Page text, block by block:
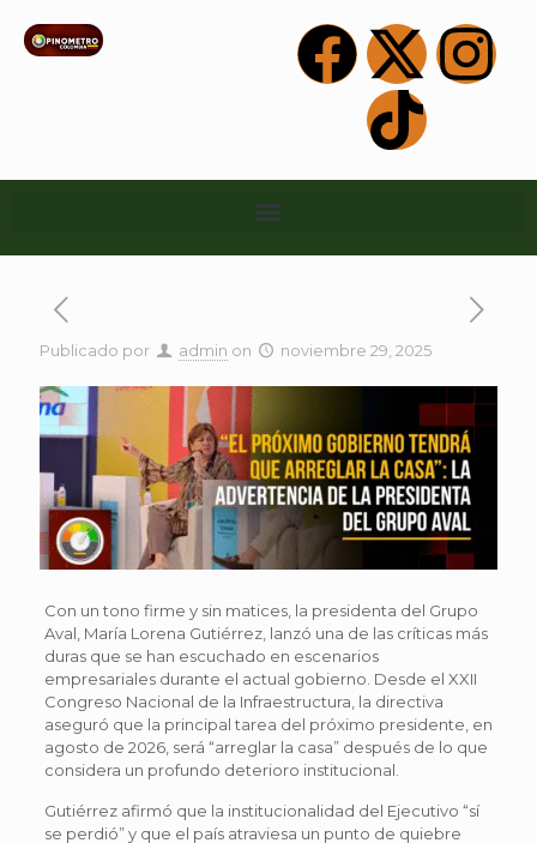
Publicado por admin on noviembre 29, 2025
Con un tono firme y sin matices, la presidenta del Grupo
Aval, María Lorena Gutiérrez, lanzó una de las críticas más
duras que se han escuchado en escenarios
empresariales durante el actual gobierno. Desde el XXII
Congreso Nacional de la Infraestructura, la directiva
aseguró que la principal tarea del próximo presidente, en
agosto de 2026, será “arreglar la casa” después de lo que
considera un profundo deterioro institucional.
Gutiérrez afirmó que la institucionalidad del Ejecutivo “sí
se perdió” y que el país atraviesa un punto de quiebre